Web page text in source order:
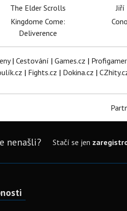
The Elder Scrolls
Kingdome Come:
Deliverence
Jiří
| Cestování | Games.cz |
| Fights.cz | Dokina.cz |
nenašli? Stačí se jen